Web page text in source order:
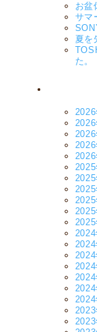
お盆
サマ
夏を
た。
2026
2026
2026
2026
2026
2025
2025
2025
2025
2025
2025
2024
2024
2024
2024
2024
2024
2024
2023
2023